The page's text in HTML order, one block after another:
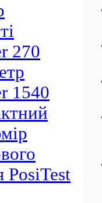
270
1540
PosiTest